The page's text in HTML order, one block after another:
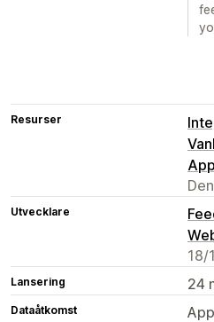
Resurser
Utvecklare
18/
Lansering 24
Dataåtkomst